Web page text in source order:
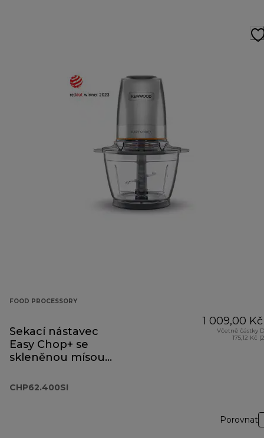
FOOD PROCESSORY
Sekací nástavec
Easy Chop+ se
skleněnou mísou
CHP62.400SI
1 009,00 Kč
Včetně částky
175,12 Kč
Porovnat